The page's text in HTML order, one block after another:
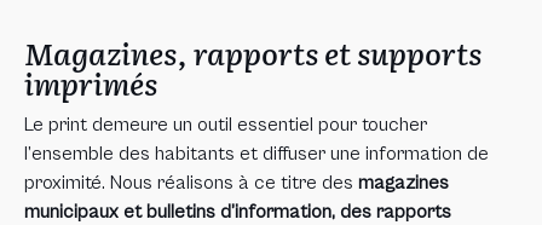
Magazines, rapports et supports
imprimés
Le print demeure un outil essentiel pour toucher
l’ensemble des habitants et diffuser une information de
proximité. Nous réalisons à ce titre des magazines
municipaux et bulletins d’information, des rapports